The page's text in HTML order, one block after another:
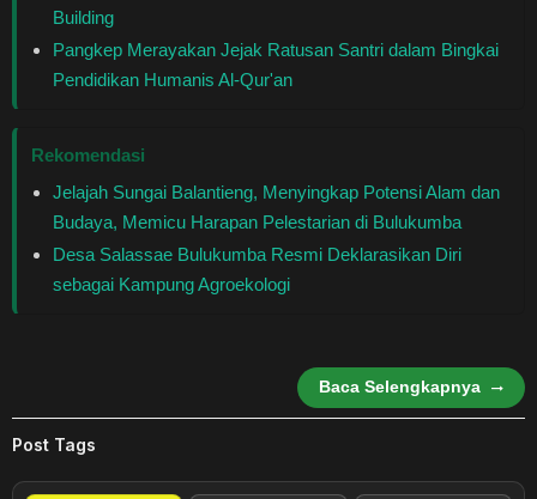
Essai
Kuliner
Kolom
Puisi
Environmental
Building
Pangkep Merayakan Jejak Ratusan Santri dalam Bingkai
Pendidikan Humanis Al-Qur'an
Rekomendasi
Jelajah Sungai Balantieng, Menyingkap Potensi Alam dan
Budaya, Memicu Harapan Pelestarian di Bulukumba
Desa Salassae Bulukumba Resmi Deklarasikan Diri
sebagai Kampung Agroekologi
Baca Selengkapnya
Post Tags